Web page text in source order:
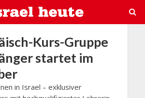
Kurs-Gruppe
startet im
in Israel – exklusiver